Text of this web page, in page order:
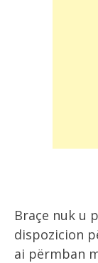
Braçe nuk u
dispozicion
ai përmban